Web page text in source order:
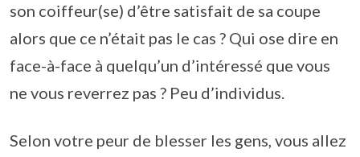
son coiffeur(se) d’être satisfait de sa coupe
alors que ce n’était pas le cas ? Qui ose dire en
face-à-face à quelqu’un d’intéressé que vous
ne vous reverrez pas ? Peu d’individus.
Selon votre peur de blesser les gens, vous allez